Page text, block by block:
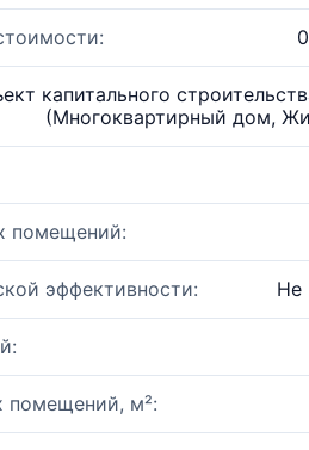
капитального
(Многоквартирный дом,
помещений:
эффективности: Не
м²: